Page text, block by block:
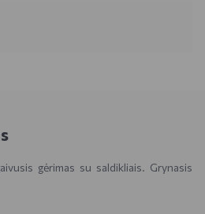
gėrimas su saldikliais. Grynasis